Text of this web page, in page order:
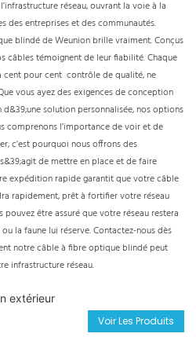
réseau, ouvrant la voie à la
des entreprises et des communautés.
blindé de Weunion brille vraiment. Conçus
câbles témoignent de leur fiabilité. Chaque
pour cent contrôle de qualité, ne
vous ayez des exigences de conception
solution personnalisée, nos options
comprenons l’importance de voir et de
c’est pourquoi nous offrons des
de mettre en place et de faire
expédition rapide garantit que votre câble
rapidement, prêt à fortifier votre réseau
être assuré que votre réseau restera
la faune lui réserve. Contactez-nous dès
notre câble à fibre optique blindé peut
infrastructure réseau.
extérieur
Voir Les Produits